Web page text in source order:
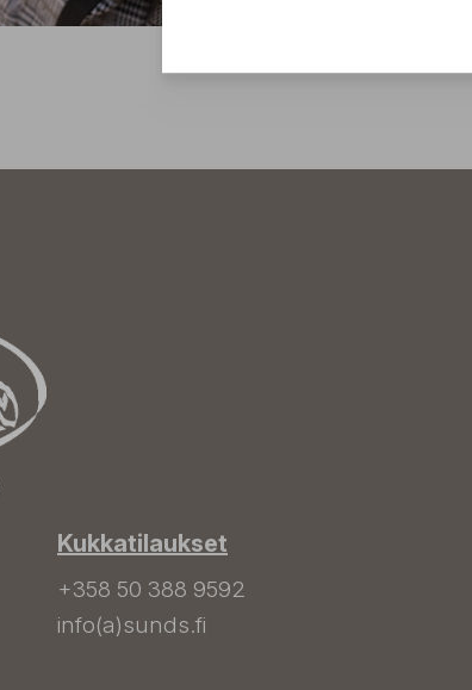
Kukkatilaukset
+358 50 388 9592
info(a)sunds.fi